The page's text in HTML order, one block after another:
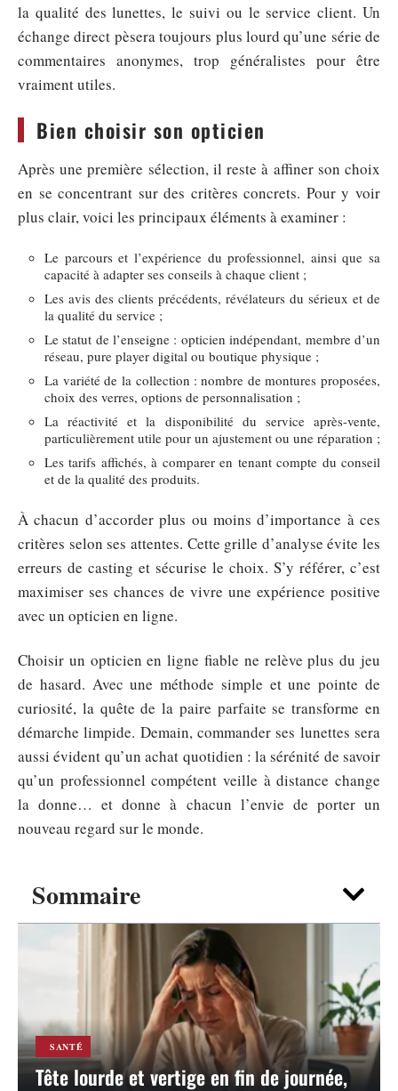
Sommaire
SANTÉ
Tête lourde et vertige en fin de journée,
la qualité des lunettes, le suivi ou le service client. Un
échange direct pèsera toujours plus lourd qu’une série de
commentaires anonymes, trop généralistes pour être
vraiment utiles.
Bien choisir son opticien
Après une première sélection, il reste à affiner son choix
en se concentrant sur des critères concrets. Pour y voir
plus clair, voici les principaux éléments à examiner :
Le parcours et l’expérience du professionnel, ainsi que sa
capacité à adapter ses conseils à chaque client ;
Les avis des clients précédents, révélateurs du sérieux et de
la qualité du service ;
Le statut de l’enseigne : opticien indépendant, membre d’un
réseau, pure player digital ou boutique physique ;
La variété de la collection : nombre de montures proposées,
choix des verres, options de personnalisation ;
La réactivité et la disponibilité du service après-vente,
particulièrement utile pour un ajustement ou une réparation ;
Les tarifs affichés, à comparer en tenant compte du conseil
et de la qualité des produits.
À chacun d’accorder plus ou moins d’importance à ces
critères selon ses attentes. Cette grille d’analyse évite les
erreurs de casting et sécurise le choix. S’y référer, c’est
maximiser ses chances de vivre une expérience positive
avec un opticien en ligne.
Choisir un opticien en ligne fiable ne relève plus du jeu
de hasard. Avec une méthode simple et une pointe de
curiosité, la quête de la paire parfaite se transforme en
démarche limpide. Demain, commander ses lunettes sera
aussi évident qu’un achat quotidien : la sérénité de savoir
qu’un professionnel compétent veille à distance change
la donne… et donne à chacun l’envie de porter un
nouveau regard sur le monde.